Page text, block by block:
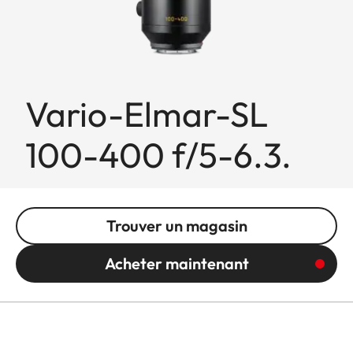
Vario-Elmar-SL
100-400 f/5-6.3.
Trouver un magasin
Acheter maintenant